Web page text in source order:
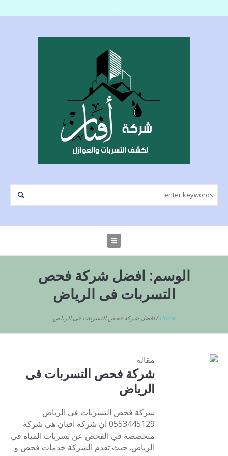
الوسم: افضل شركة فحص
التسربات فى الرياض
Home
/افضل شركة فحص التسربات فى الرياض
مقالة
شركة فحص التسربات فى
الرياض
شركة فحص التسربات فى الرياض
0553445129 ان شركة افنان هي شركة
متخصصة في الفحص عن تسربات المياه في
الرياض. حيث تقدم الشركة خدمات فحص و